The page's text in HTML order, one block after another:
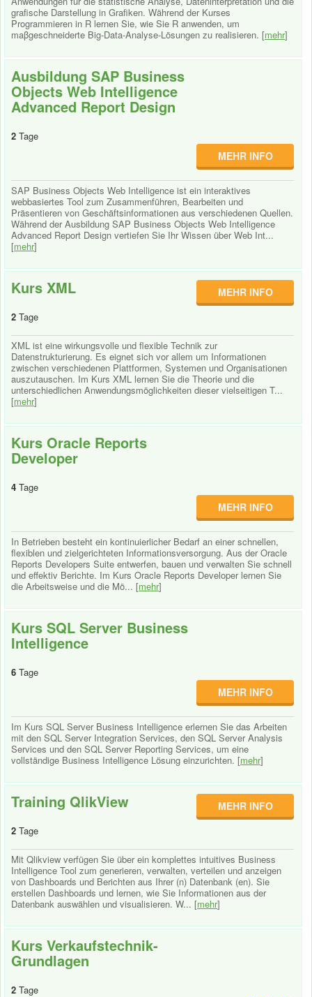
grafische Darstellung in Grafiken. Während der Kurses
Programmieren in R lernen Sie, wie Sie R anwenden, um
maβgeschneiderte Big-Data-Analyse-Lösungen zu realisieren. [mehr]
Ausbildung SAP Business
Objects Web Intelligence
Advanced Report Design
2 Tage
MEHR INFO
SAP Business Objects Web Intelligence ist ein interaktives
webbasiertes Tool zum Zusammenführen, Bearbeiten und
Präsentieren von Geschäftsinformationen aus verschiedenen Quellen.
Während der Ausbildung SAP Business Objects Web Intelligence
Advanced Report Design vertiefen Sie Ihr Wissen über Web Int...
[mehr]
Kurs XML
2 Tage
MEHR INFO
XML ist eine wirkungsvolle und flexible Technik zur
Datenstrukturierung. Es eignet sich vor allem um Informationen
zwischen verschiedenen Plattformen, Systemen und Organisationen
auszutauschen. Im Kurs XML lernen Sie die Theorie und die
unterschiedlichen Anwendungsmöglichkeiten dieser vielseitigen T...
[mehr]
Kurs Oracle Reports
Developer
4 Tage
MEHR INFO
In Betrieben besteht ein kontinuierlicher Bedarf an einer schnellen,
flexiblen und zielgerichteten Informationsversorgung. Aus der Oracle
Reports Developers Suite entwerfen, bauen und verwalten Sie schnell
und effektiv Berichte. Im Kurs Oracle Reports Developer lernen Sie
die Arbeitsweise und die Mö... [mehr]
Kurs SQL Server Business
Intelligence
6 Tage
MEHR INFO
Im Kurs SQL Server Business Intelligence erlernen Sie das Arbeiten
mit den SQL Server Integration Services, den SQL Server Analysis
Services und den SQL Server Reporting Services, um eine
vollständige Business Intelligence Lösung einzurichten. [mehr]
Training QlikView
2 Tage
MEHR INFO
Mit Qlikview verfügen Sie über ein komplettes intuitives Business
Intelligence Tool zum generieren, verwalten, verteilen und anzeigen
von Dashboards und Berichten aus Ihrer (n) Datenbank (en). Sie
erstellen Dashboards und lernen, wie Sie Informationen aus der
Datenbank auswählen und visualisieren. W... [mehr]
Kurs Verkaufstechnik-
Grundlagen
2 Tage